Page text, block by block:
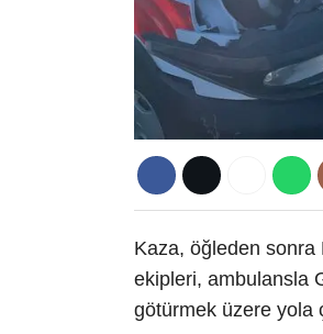
Kaza, öğleden sonra
ekipleri, ambulansla
götürmek üzere yola